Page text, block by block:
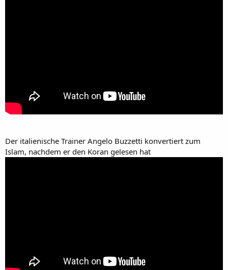
Der italienische Trainer Angelo Buzzetti konvertiert zum
Islam, nachdem er den Koran gelesen hat